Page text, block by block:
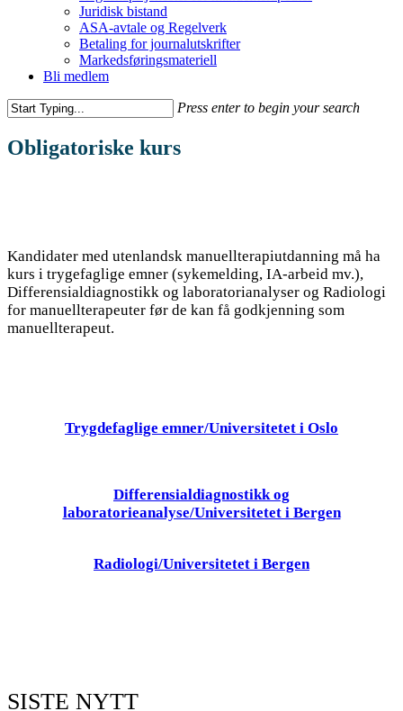
Juridisk bistand
ASA-avtale og Regelverk
Betaling for journalutskrifter
Markedsføringsmateriell
Bli medlem
Press enter to begin your search
Obligatoriske kurs
Kandidater med utenlandsk manuellterapiutdanning må ha
kurs i trygefaglige emner (sykemelding, IA-arbeid mv.),
Differensialdiagnostikk og laboratorianalyser og Radiologi
for manuellterapeuter før de kan få godkjenning som
manuellterapeut.
Trygdefaglige emner/Universitetet i Oslo
Differensialdiagnostikk og
laboratorieanalyse/Universitetet i Bergen
Radiologi/Universitetet i Bergen
SISTE NYTT